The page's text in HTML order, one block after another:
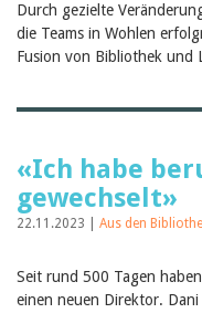
Durch gezielte
die Teams in Wohlen
Fusion von Bibliothek und
«Ich habe
gewechselt»
22.11.2023 | Aus den
Seit rund 500 Tagen
einen neuen Direktor.